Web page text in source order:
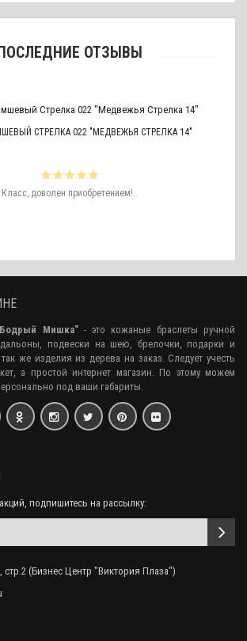
ПОСЛЕДНИЕ ОТЗЫВЫ
СТРЕЛКА 022 "МЕДВЕЖЬЯ СТРЕЛКА 14"
Класс, доволен приобретением!..
Мишка"- это кожаные браслеты ручной
подвески на шею, брелочки, подарки и
же изделия из дерева на заказ. Следует учесть
а простой интернет магазин. По этому можем
под ваши габариты.
подпишитесь на рассылку:
стр.2 (Бизнес Центр "Виктория Плаза")